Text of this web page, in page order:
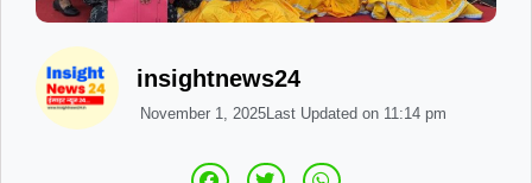
insightnews24
November 1, 2025Last Updated on 11:14 pm